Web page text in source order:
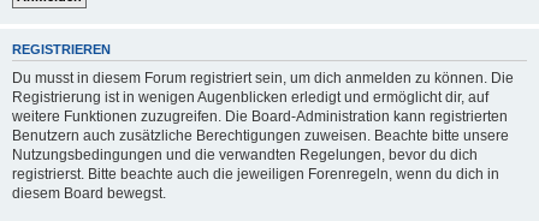
REGISTRIEREN
Du musst in diesem Forum registriert sein, um dich anmelden zu können. Die
Registrierung ist in wenigen Augenblicken erledigt und ermöglicht dir, auf
weitere Funktionen zuzugreifen. Die Board-Administration kann registrierten
Benutzern auch zusätzliche Berechtigungen zuweisen. Beachte bitte unsere
Nutzungsbedingungen und die verwandten Regelungen, bevor du dich
registrierst. Bitte beachte auch die jeweiligen Forenregeln, wenn du dich in
diesem Board bewegst.